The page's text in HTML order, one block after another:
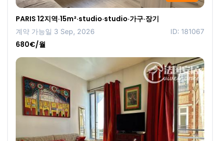
PARIS 12지역·15m²·studio·studio·가구·장기
계약 가능일 3 Sep, 2026 ID: 181067
680€/월